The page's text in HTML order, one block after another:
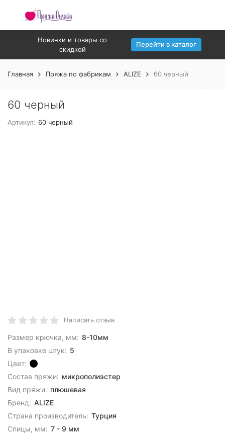
Новинки и товары со
скидкой
Перейти в каталог
Главная Пряжа по фабрикам ALIZE 60 черный
60 черный
Артикул: 60 черный
Написать отзыв
Размер крючка, мм: 8-10мм
В упаковке штук: 5
Цвет:
Состав пряжи: микрополиэстер
Вид пряжи: плюшевая
Бренд: ALIZE
Страна производитель: Турция
Спицы, мм: 7 - 9 мм